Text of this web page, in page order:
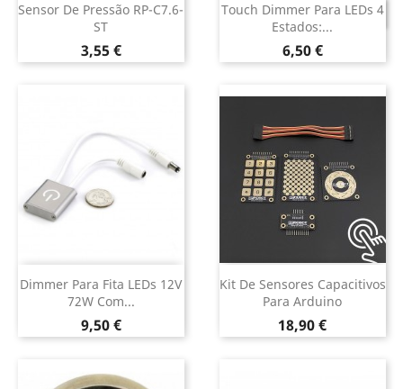
Sensor De Pressão RP-C7.6-
ST
Preço
3,55 €
Touch Dimmer Para LEDs 4
Estados:...
Preço
6,50 €
DESCONTINUADO
Dimmer Para Fita LEDs 12V
72W Com...
Preço
9,50 €
Kit De Sensores Capacitivos
Para Arduino
Preço
18,90 €